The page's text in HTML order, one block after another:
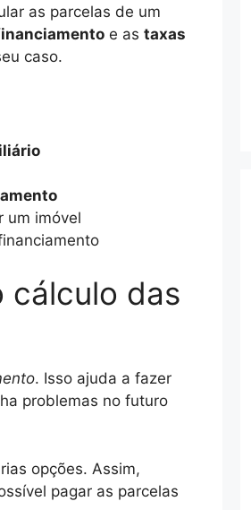
as parcelas de um
e as taxas
caso.
um imóvel
cálculo das
. Isso ajuda a fazer
problemas no futuro
opções. Assim,
pagar as parcelas